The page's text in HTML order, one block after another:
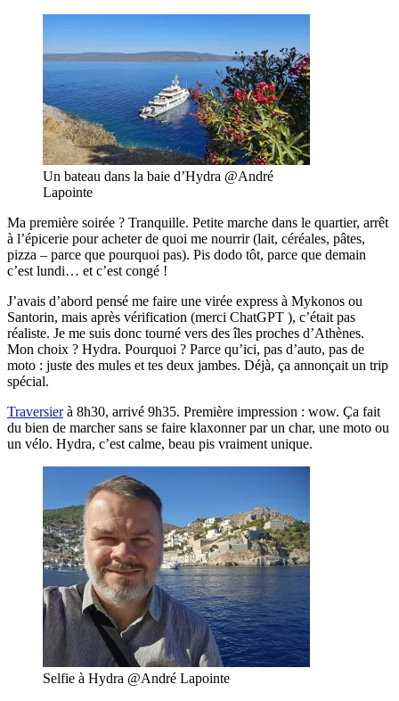
Un bateau dans la baie d’Hydra @André
Lapointe
Ma première soirée ? Tranquille. Petite marche dans le quartier, arrêt
à l’épicerie pour acheter de quoi me nourrir (lait, céréales, pâtes,
pizza – parce que pourquoi pas). Pis dodo tôt, parce que demain
c’est lundi… et c’est congé !
J’avais d’abord pensé me faire une virée express à Mykonos ou
Santorin, mais après vérification (merci ChatGPT ), c’était pas
réaliste. Je me suis donc tourné vers des îles proches d’Athènes.
Mon choix ? Hydra. Pourquoi ? Parce qu’ici, pas d’auto, pas de
moto : juste des mules et tes deux jambes. Déjà, ça annonçait un trip
spécial.
Traversierà 8h30, arrivé 9h35. Première impression : wow. Ça fait
du bien de marcher sans se faire klaxonner par un char, une moto ou
un vélo. Hydra, c’est calme, beau pis vraiment unique.
Selfie à Hydra @André Lapointe